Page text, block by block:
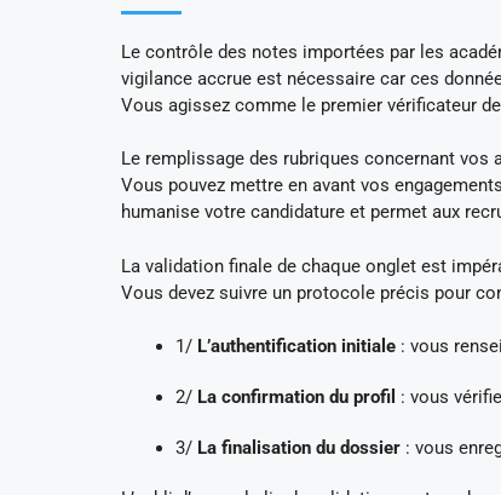
Le contrôle des notes importées par les
vigilance accrue est nécessaire car ces
Vous agissez comme le premier vérificateur
Le remplissage des rubriques concernant
Vous pouvez mettre en avant vos
humanise votre candidature et permet aux
La validation finale de chaque onglet est
Vous devez suivre un protocole précis pour
1/ L’authentification initiale : vous
2/ La confirmation du profil : vous
3/ La finalisation du dossier : vous